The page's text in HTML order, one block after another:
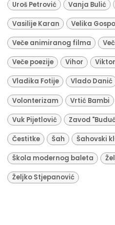
Uroš Petrović Vanja Bulić
Vasilije Karan Velika
Veče animiranog filma
Veče poezije Vihor
Vladika Fotije Vlado Danić
Volonterizam Vrtić Bambi
Vuk Pijetlović Zavod
Čestitke Šah Šahovski
Škola modernog baleta
Željko Stjepanović